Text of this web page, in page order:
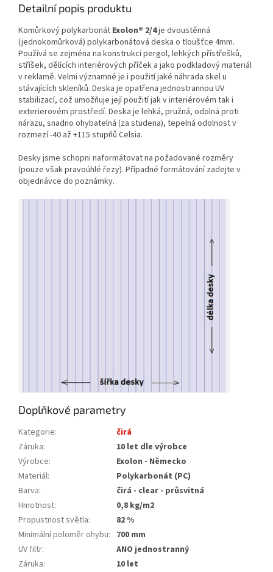
Detailní popis produktu
Komůrkový polykarbonát Exolon® 2/4je dvoustěnná
(jednokomůrková) polykarbonátová deska o tloušťce 4mm.
Používá se zejména na konstrukci pergol, lehkých přístřešků,
stříšek, dělících interiérových příček a jako podkladový materiál
v reklamě. Velmi významné je i použití jaké náhrada skel u
stávajících skleníků. Deska je opatřena jednostrannou UV
stabilizací, což umožňuje její použití jak v interiérovém tak i
exterierovém prostředí. Deska je lehká, pružná, odolná proti
nárazu, snadno ohybatelná (za studena), tepelná odolnost v
rozmezí -40 až +115 stupňů Celsia.
Desky jsme schopni naformátovat na požadované rozměry
(pouze však pravoúhlé řezy). Případné formátování zadejte v
objednávce do poznámky.
Doplňkové parametry
Kategorie:
čirá
Záruka:
10 let dle výrobce
Výrobce:
Exolon - Německo
Materiál:
Polykarbonát (PC)
Barva:
čirá - clear - průsvitná
Hmotnost:
0,8 kg/m2
Propustnost světla:
82 %
Minimální poloměr ohybu: 700 mm
UV filtr:
ANO jednostranný
Záruka:
10 let